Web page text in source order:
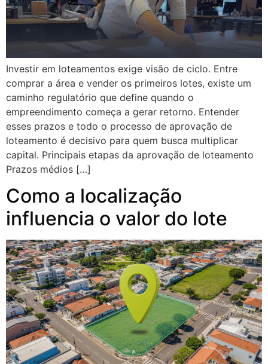
Investir em loteamentos exige visão de ciclo. Entre
comprar a área e vender os primeiros lotes, existe um
caminho regulatório que define quando o
empreendimento começa a gerar retorno. Entender
esses prazos e todo o processo de aprovação de
loteamento é decisivo para quem busca multiplicar
capital. Principais etapas da aprovação de loteamento
Prazos médios […]
Como a localização
influencia o valor do lote